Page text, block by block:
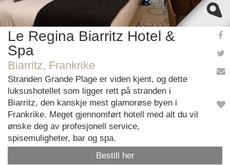
Le Regina Biarritz Hotel &
Spa
Biarritz, Frankrike
Stranden Grande Plage er viden kjent, og dette
luksushotellet som ligger rett på stranden i
Biarritz, den kanskje mest glamorøse byen i
Frankrike. Meget gjennomført hotell med alt du vil
ønske deg av profesjonell service,
spisemuligheter, bar og spa.
Bestill her